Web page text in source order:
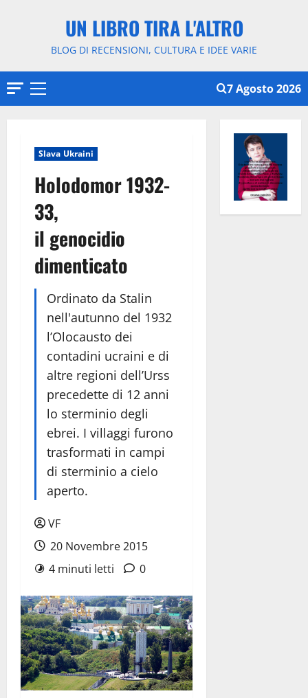
UN LIBRO TIRA L'ALTRO
BLOG DI RECENSIONI, CULTURA E IDEE VARIE
Menu
7 Agosto 2026
Slava Ukraini
Holodomor 1932-
33,
il genocidio
dimenticato
Ordinato da Stalin
nell'autunno del 1932
l’Olocausto dei
contadini ucraini e di
altre regioni dell’Urss
precedette di 12 anni
lo sterminio degli
ebrei. I villaggi furono
trasformati in campi
di sterminio a cielo
aperto.
VF
20 Novembre 2015
4 minuti letti
0